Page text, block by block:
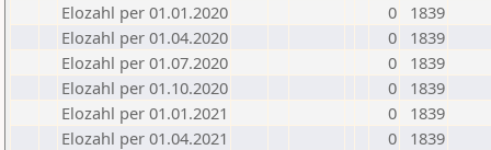
Elozahl per 01.01.2020
0
1839
Elozahl per 01.04.2020
0
1839
Elozahl per 01.07.2020
0
1839
Elozahl per 01.10.2020
0
1839
Elozahl per 01.01.2021
0
1839
Elozahl per 01.04.2021
0
1839